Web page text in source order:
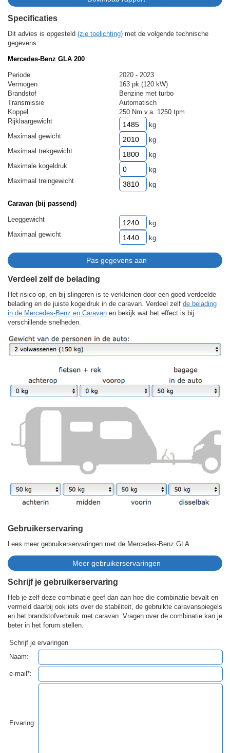
Specificaties
Dit advies is opgesteld (zie toelichting) met de volgende technische
gegevens:
Mercedes-Benz GLA 200
Periode
2020 - 2023
Vermogen
163 pk (120 kW)
Brandstof
Benzine met turbo
Transmissie
Automatisch
Koppel
250 Nm v.a. 1250 tpm
Rijklaargewicht
kg
Maximaal gewicht
kg
Maximaal trekgewicht
kg
Maximale kogeldruk
kg
Maximaal treingewicht
kg
Caravan (bij passend)
Leeggewicht
kg
Maximaal gewicht
kg
Verdeel zelf de belading
Het risico op, en bij slingeren is te verkleinen door een goed verdeelde
belading en de juiste kogeldruk in de caravan. Verdeel zelf de belading
in de Mercedes-Benz en Caravan en bekijk wat het effect is bij
verschillende snelheden.
Gebruikerservaring
Lees meer gebruikerservaringen met de Mercedes-Benz GLA.
Schrijf je gebruikerservaring
Heb je zelf deze combinatie geef dan aan hoe die combinatie bevalt en
vermeld daarbij ook iets over de stabiliteit, de gebruikte caravanspiegels
en het brandstofverbruik met caravan. Vragen over de combinatie kan je
beter in het forum stellen.
Schrijf je ervaringen
Naam:
e-mail*:
Ervaring: